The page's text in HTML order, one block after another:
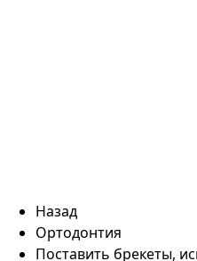
Назад
Ортодонтия
Поставить брекеты,